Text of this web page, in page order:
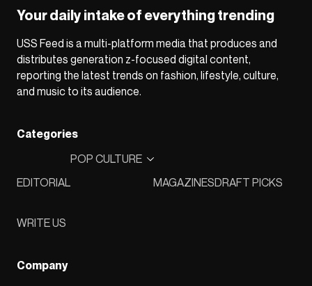
Your daily intake of everything trending
USS Feed is a multi-platform media that produces and
distributes generation z-focused digital content,
reporting the latest trends on fashion, lifestyle, culture,
and music to its audience.
Categories
EDITORIAL
POP CULTURE
MAGAZINESDRAFT PICKS
WRITE US
Company